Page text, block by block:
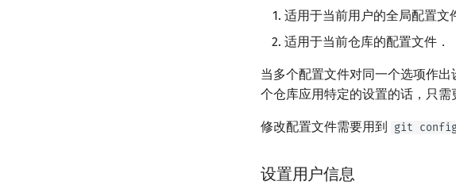
适用于当前用户的全局配置文
适用于当前仓库的配置文件．
当多个配置文件对同一个选项作
个仓库应用特定的设置的话，只
修改配置文件需要用到 git
设置用户信息